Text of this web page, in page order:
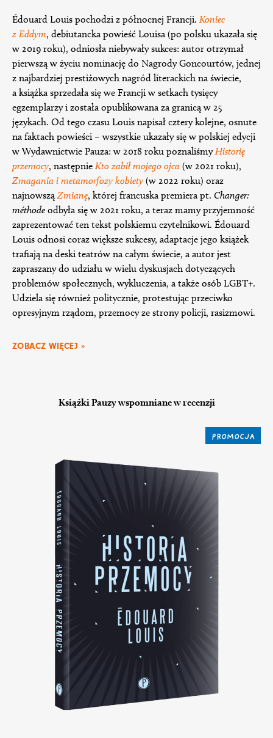
Édouard Louis pochodzi z północnej Francji. Koniec
z Eddym, debiutancka powieść Louisa (po polsku ukazała się
w 2019 roku), odniosła niebywały sukces: autor otrzymał
pierwszą w życiu nominację do Nagrody Goncourtów, jednej
z najbardziej prestiżowych nagród literackich na świecie,
a książka sprzedała się we Francji w setkach tysięcy
egzemplarzy i została opublikowana za granicą w 25
językach. Od tego czasu Louis napisał cztery kolejne, osnute
na faktach powieści – wszystkie ukazały się w polskiej edycji
w Wydawnictwie Pauza: w 2018 roku poznaliśmyHistorię
przemocy, następnie Kto zabił mojego ojca (w 2021 roku),
Zmagania i metamorfozy kobiety (w 2022 roku) oraz
najnowszą Zmianę, której francuska premiera pt. Changer:
méthode odbyła się w 2021 roku, a teraz mamy przyjemność
zaprezentować ten tekst polskiemu czytelnikowi. Édouard
Louis odnosi coraz większe sukcesy, adaptacje jego książek
trafiają na deski teatrów na całym świecie, a autor jest
zapraszany do udziału w wielu dyskusjach dotyczących
problemów społecznych, wykluczenia, a także osób LGBT+.
Udziela się również politycznie, protestując przeciwko
opresyjnym rządom, przemocy ze strony policji, rasizmowi.
ZOBACZ WIĘCEJ »
Książki Pauzy wspomniane w recenzji
PROMOCJA